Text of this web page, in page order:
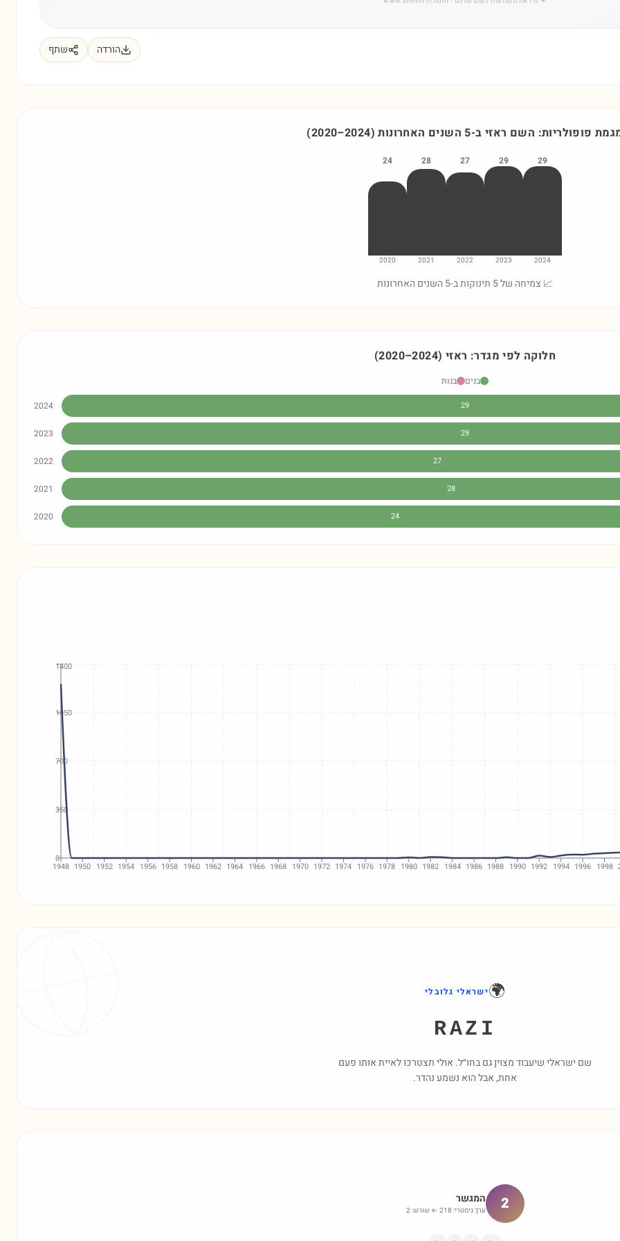
הורדה שתף
פופולריות: השם ראזי ב-5 השנים האחרונות (2020–2024)
29
2024
29
2023
27
2022
28
2021
24
2020
📈 צמיחה של 5 תינוקות ב-5 השנים האחרונות
חלוקה לפי מגדר: ראזי (2020–2024)
בנים
בנות
2024
29
2023 29
2022 27
2021 28
2020 24
1948 1950 1952 1954 1956 1958 1960 1962 1964 1966 1968 1970 1972 1974 1976 1978 1980 1982 1984 1986 1988 1990 1992 1994 1996 1998
0
350
700
1050
1400
🌍ישראלי גלובלי
RAZI
שם ישראלי שיעבוד מצוין גם בחו״ל. אולי תצטרכו לאיית אותו פעם
אחת, אבל הוא נשמע נהדר.
2 המגשר
ערך גימטרי: 218 ← שורש:2